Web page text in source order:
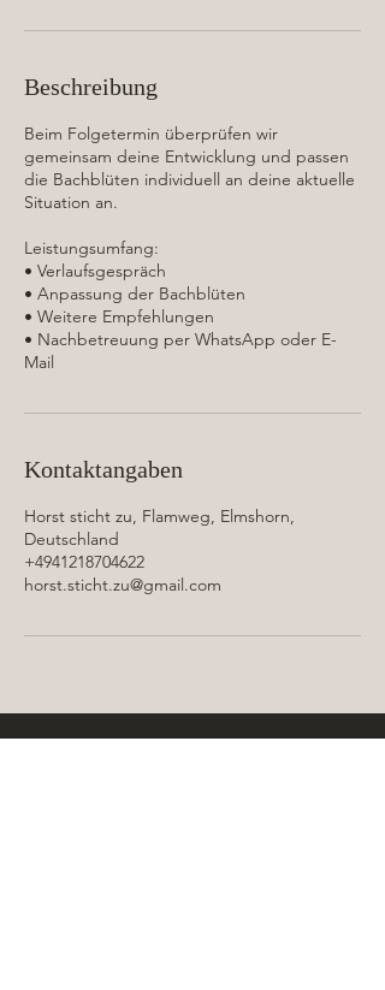
Beschreibung
Beim Folgetermin überprüfen wir
gemeinsam deine Entwicklung und passen
die Bachblüten individuell an deine aktuelle
Situation an.
Leistungsumfang:
• Verlaufsgespräch
• Anpassung der Bachblüten
• Weitere Empfehlungen
• Nachbetreuung per WhatsApp oder E-
Mail
Kontaktangaben
Horst sticht zu, Flamweg, Elmshorn,
Deutschland
+4941218704622
horst.sticht.zu@gmail.com